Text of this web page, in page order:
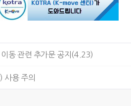
동 관련 추가문 공지(4.23)
사용 주의